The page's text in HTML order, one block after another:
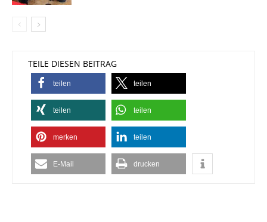
TEILE DIESEN BEITRAG
teilen teilen
teilen teilen
merken teilen
E-Mail drucken